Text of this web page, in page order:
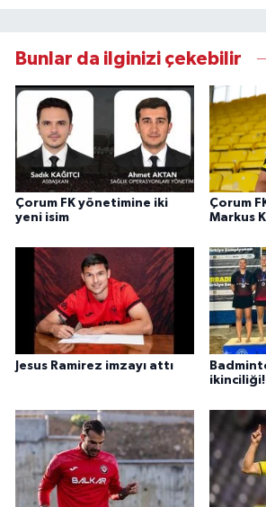
Bunlar da ilginizi çekebilir
Çorum FK yönetimine iki
yeni isim
Çorum
Markus
Jesus Ramirez imzayı attı
ikinciliği!